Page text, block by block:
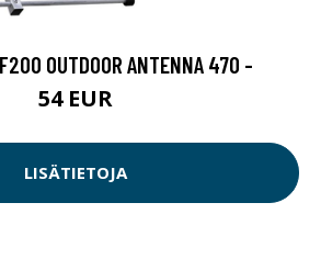
OUTDOOR ANTENNA 470 -
54 EUR
LISÄTIETOJA